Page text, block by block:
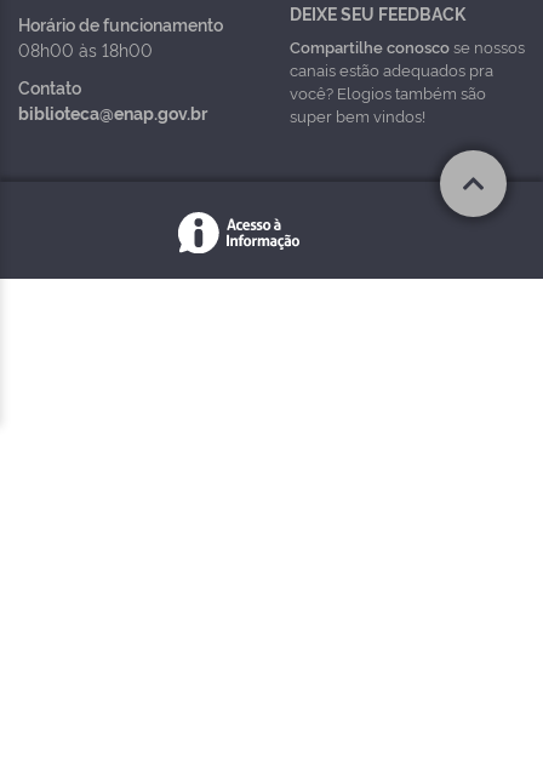
Horário de funcionamento
08h00 às 18h00
Contato
biblioteca@enap.gov.br
DEIXE SEU FEEDBACK
Compartilhe conoscose nossos
canais estão adequados pra
você? Elogios também são
super bem vindos!